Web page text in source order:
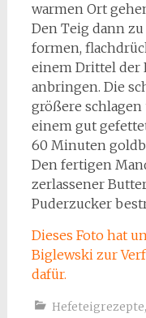
warmen Ort
Den Teig dann
formen,
einem Drittel der
anbringen. Die
größere
einem gut
60 Minuten
Den fertigen
zerlassener
Puderzucker
Dieses Foto hat
Biglewski zur
dafür.
Hefeteigrezepte,